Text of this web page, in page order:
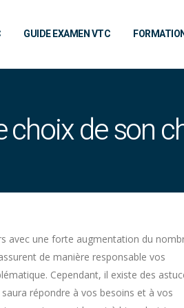
GUIDE EXAMEN VTC
choix de son
avec une forte augmentation du
de manière responsable vos
Cependant, il existe des
répondre à vos besoins et à vos